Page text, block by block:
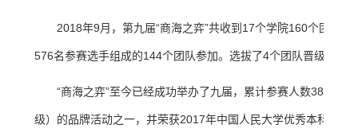
2018年9月，第九届“商海之弈”共收到17个学院160个团队
576名参赛选手组成的144个团队参加。选拔了4个团队晋级尖烽
“商海之弈”至今已经成功举办了九届，累计参赛人数3886
级）的品牌活动之一，并荣获2017年中国人民大学优秀本科实践